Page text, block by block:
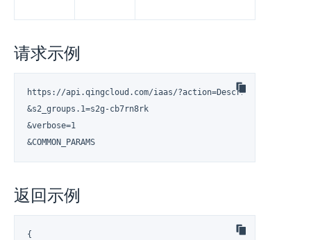
请求示例
https://api.qingcloud.com/iaas/?action=DescribeS2Accounts
&s2_groups.1=s2g-cb7rn8rk
&verbose=1
&COMMON_PARAMS
返回示例
{